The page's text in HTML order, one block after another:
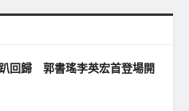
回歸 郭書瑤李英宏首登場開